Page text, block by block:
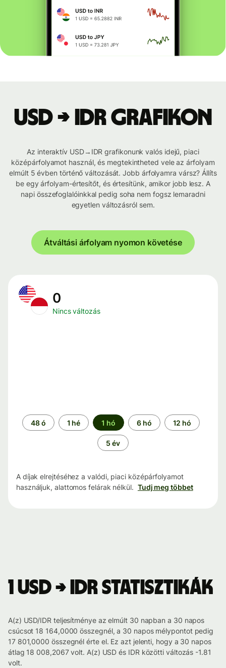
USD → IDR grafikon
Az interaktív USD→IDR grafikonunk valós idejű, piaci
középárfolyamot használ, és megtekintheted vele az árfolyam
elmúlt 5 évben történő változását. Jobb árfolyamra vársz? Állíts
be egy árfolyam-értesítőt, és értesítünk, amikor jobb lesz. A
napi összefoglalóinkkal pedig soha nem fogsz lemaradni
egyetlen változásról sem.
Átváltási árfolyam nyomon követése
0
Nincs változás
Időszak
48 ó 1 hé 1 hó 6 hó 12 hó
5 év
A díjak elrejtéséhez a valódi, piaci középárfolyamot
használjuk, alattomos felárak nélkül. Tudj meg többet
1 USD → IDR statisztikák
A(z) USD/IDR teljesítménye az elmúlt 30 napban a 30 napos
csúcsot 18 164,0000 összegnél, a 30 napos mélypontot pedig
17 801,0000 összegnél érte el. Ez azt jelenti, hogy a 30 napos
átlag 18 008,2067 volt. A(z) USD és IDR közötti változás -1.81
volt.